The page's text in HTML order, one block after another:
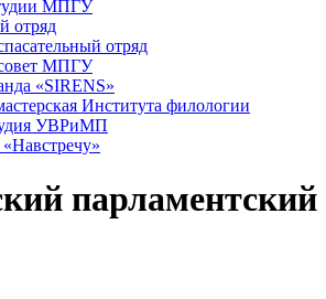
МПГУ
отряд
отряд
МПГУ
«SIRENS»
Института филологии
УВРиМП
парламентский